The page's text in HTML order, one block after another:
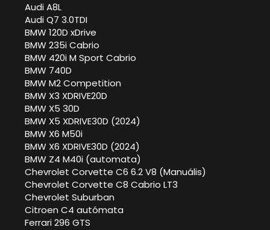
Audi A8L
Audi Q7 3.0TDI
BMW 120D xDrive
BMW 235i Cabrio
BMW 420i M Sport Cabrio
BMW 740D
BMW M2 Competition
BMW X3 XDRIVE20D
BMW X5 30D
BMW X5 XDRIVE30D (2024)
BMW X6 M50i
BMW X6 XDRIVE30D (2024)
BMW Z4 M40i (automata)
Chevrolet Corvette C6 6.2 V8 (Manuális)
Chevrolet Corvette C8 Cabrio LT3
Chevrolet Suburban
Citroen C4 autómata
Ferrari 296 GTS